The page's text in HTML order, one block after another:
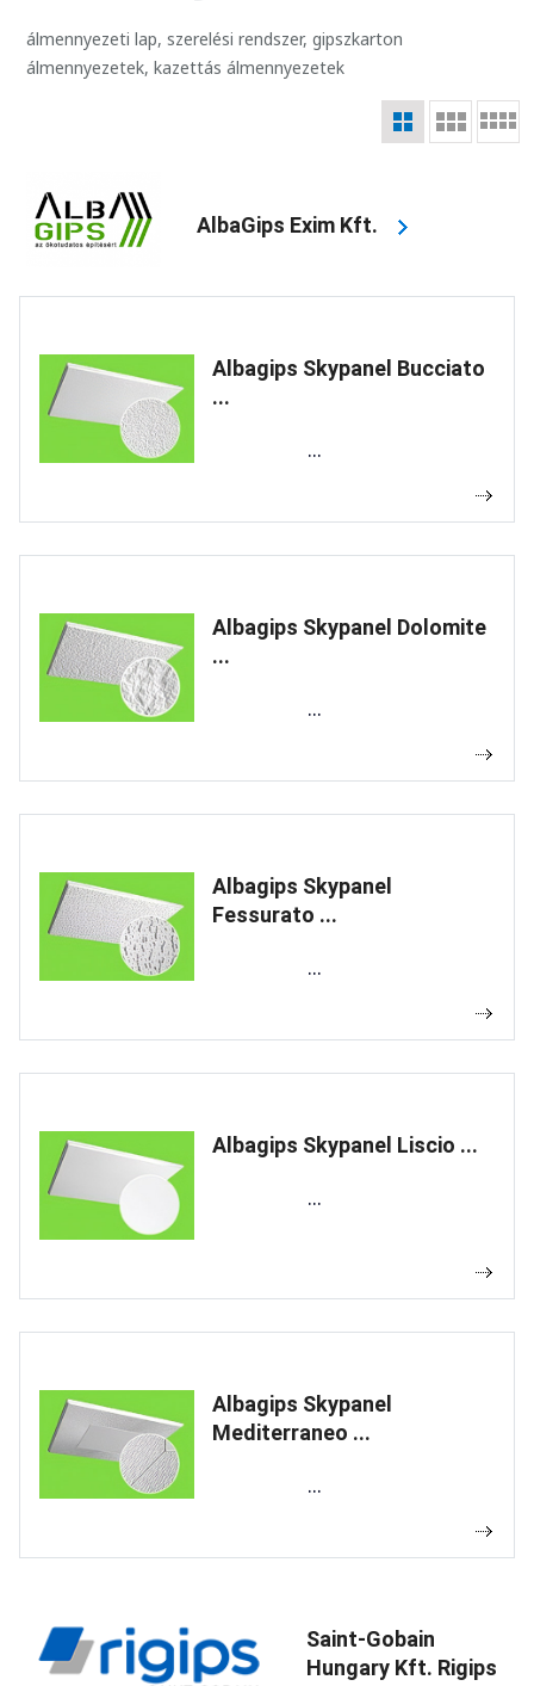
álmennyezeti lap, szerelési rendszer, gipszkarton
álmennyezetek, kazettás álmennyezetek
AlbaGips Exim Kft.
Albagips Skypanel Bucciato
...
...
Albagips Skypanel Dolomite
...
...
Albagips Skypanel
Fessurato ...
...
Albagips Skypanel Liscio ...
...
Albagips Skypanel
Mediterraneo ...
...
Saint-Gobain
Hungary Kft. Rigips